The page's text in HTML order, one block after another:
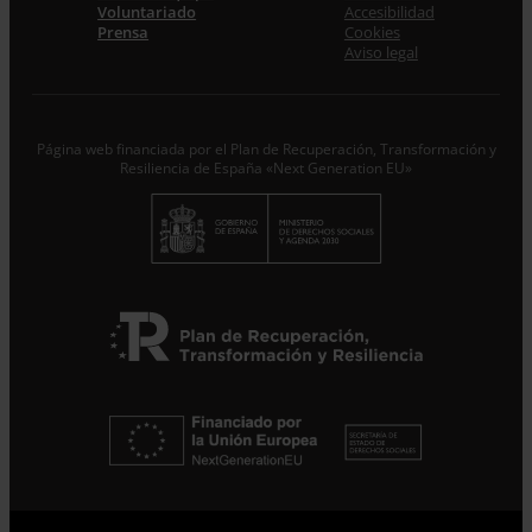
Acepto la Política de Privacidad*
Desde ENTRECULTURAS FE Y ALEGRÍA ESPAÑA
Voluntariado
Prensa
Accesibilidad
Cookies
Aviso legal
Página web financiada por el Plan de Recuperación, Transformación y
Resiliencia de España «Next Generation EU»